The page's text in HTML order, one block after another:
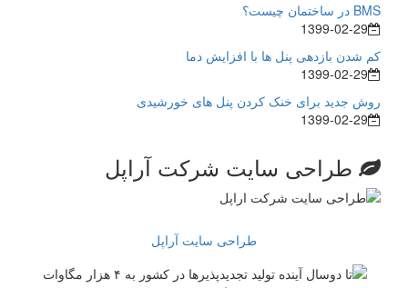
BMS در ساختمان چیست؟
1399-02-29
کم شدن بازدهی پنل ها با افزایش دما
1399-02-29
روش جدید برای خنک کردن پنل های خورشیدی
1399-02-29
طراحی سایت شرکت آراپل
طراحی سایت آراپل